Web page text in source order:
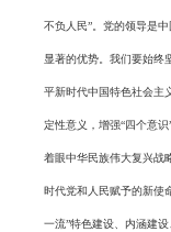
不负人民”。党的领导是
显著的优势。我们要始终
平新时代中国特色社会主
定性意义，增强“四个意识
着眼中华民族伟大复兴战
时代党和人民赋予的新使
一流”特色建设、内涵建